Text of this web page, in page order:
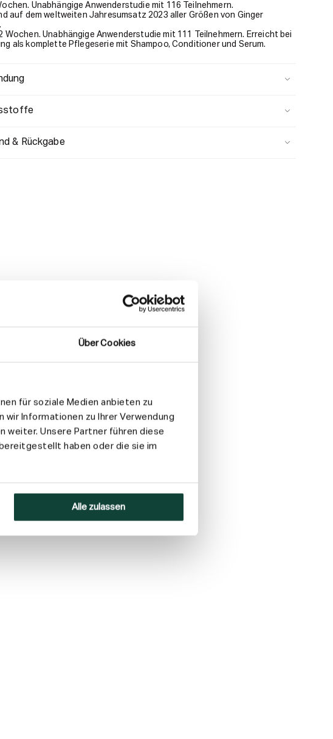
Über Cookies
für soziale Medien anbieten zu
Informationen zu Ihrer Verwendung
weiter. Unsere Partner führen diese
haben oder die sie im
Alle zulassen
Unabhängige Anwenderstudie mit 116 Teilnehmern.
auf dem weltweiten Jahresumsatz 2023 aller Größen von Ginger
Wochen. Unabhängige Anwenderstudie mit 111 Teilnehmern. Erreicht bei
als komplette Pflegeserie mit Shampoo, Conditioner und Serum.
& Rückgabe